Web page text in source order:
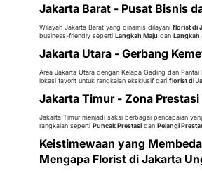
Jakarta Barat - Pusat Bisnis
Wilayah Jakarta Barat yang dinamis dilayani florist di
business-friendly seperti Langkah Maju dan Langkah
Jakarta Utara - Gerbang
Area Jakarta Utara dengan Kelapa Gading dan Pantai
lokasi favorit untuk rangkaian eksklusif dari florist di
Jakarta Timur - Zona Prestasi
Jakarta Timur menjadi saksi berbagai pencapaian
rangkaian seperti Puncak Prestasi dan Pelangi
Keistimewaan yang
Mengapa Florist di Jakarta